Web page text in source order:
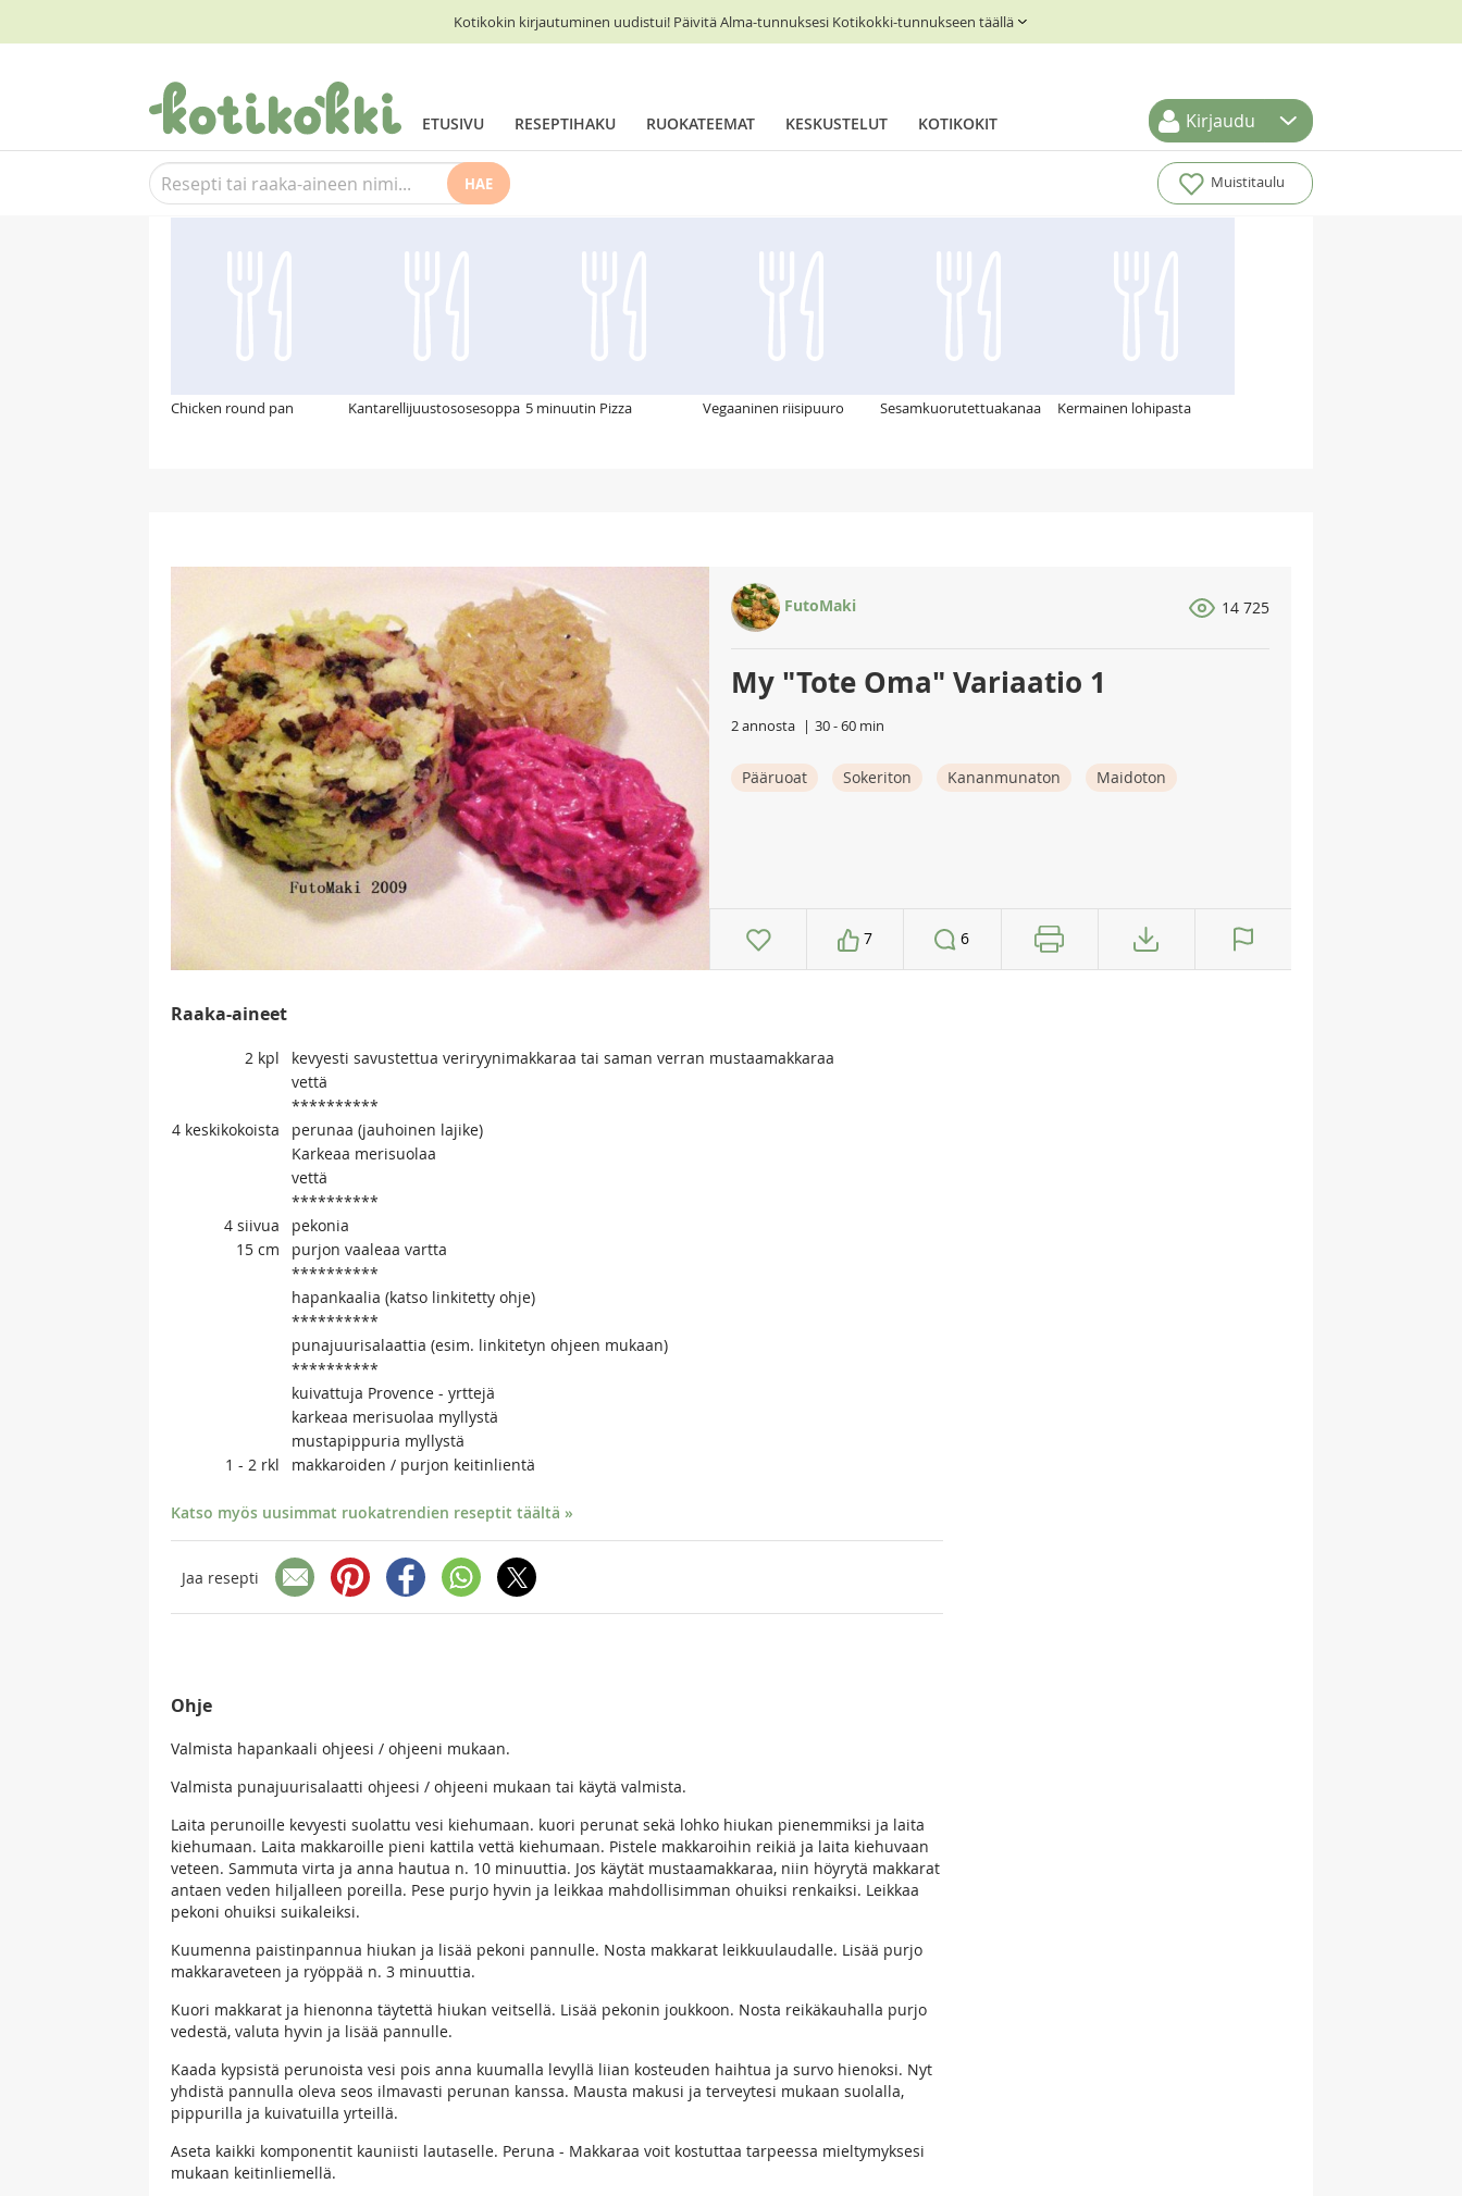
Kotikokin kirjautuminen uudistui! Päivitä Alma-tunnuksesi Kotikokki-tunnukseen täällä
ETUSIVU RESEPTIHAKU RUOKATEEMAT KESKUSTELUT KOTIKOKIT Kirjaudu
HAE Muistitaulu
Suosittelemme myös
Chicken round pan Kantarellijuustososesoppa 5 minuutin Pizza Vegaaninen riisipuuro Sesamkuorutettuakanaa Kermainen lohipasta
FutoMaki 14 725
My "Tote Oma" Variaatio 1
2 annosta 30 - 60 min
Pääruoat Sokeriton Kananmunaton Maidoton
7 6
Raaka-aineet
2 kpl
kevyesti savustettua veriryynimakkaraa tai saman verran mustaamakkaraa
vettä
**********
4 keskikokoista
perunaa (jauhoinen lajike)
Karkeaa merisuolaa
vettä
**********
4 siivua
pekonia
15 cm
purjon vaaleaa vartta
**********
hapankaalia (katso linkitetty ohje)
**********
punajuurisalaattia (esim. linkitetyn ohjeen mukaan)
**********
kuivattuja Provence - yrttejä
karkeaa merisuolaa myllystä
mustapippuria myllystä
1 - 2 rkl makkaroiden / purjon keitinlientä
Katso myös uusimmat ruokatrendien reseptit täältä »
Jaa resepti
Ohje
Valmista hapankaali ohjeesi / ohjeeni mukaan.
Valmista punajuurisalaatti ohjeesi / ohjeeni mukaan tai käytä valmista.
Laita perunoille kevyesti suolattu vesi kiehumaan. kuori perunat sekä lohko hiukan pienemmiksi ja laita
kiehumaan. Laita makkaroille pieni kattila vettä kiehumaan. Pistele makkaroihin reikiä ja laita kiehuvaan
veteen. Sammuta virta ja anna hautua n. 10 minuuttia. Jos käytät mustaamakkaraa, niin höyrytä makkarat
antaen veden hiljalleen poreilla. Pese purjo hyvin ja leikkaa mahdollisimman ohuiksi renkaiksi. Leikkaa
pekoni ohuiksi suikaleiksi.
Kuumenna paistinpannua hiukan ja lisää pekoni pannulle. Nosta makkarat leikkuulaudalle. Lisää purjo
makkaraveteen ja ryöppää n. 3 minuuttia.
Kuori makkarat ja hienonna täytettä hiukan veitsellä. Lisää pekonin joukkoon. Nosta reikäkauhalla purjo
vedestä, valuta hyvin ja lisää pannulle.
Kaada kypsistä perunoista vesi pois anna kuumalla levyllä liian kosteuden haihtua ja survo hienoksi. Nyt
yhdistä pannulla oleva seos ilmavasti perunan kanssa. Mausta makusi ja terveytesi mukaan suolalla,
pippurilla ja kuivatuilla yrteillä.
Aseta kaikki komponentit kauniisti lautaselle. Peruna - Makkaraa voit kostuttaa tarpeessa mieltymyksesi
mukaan keitinliemellä.